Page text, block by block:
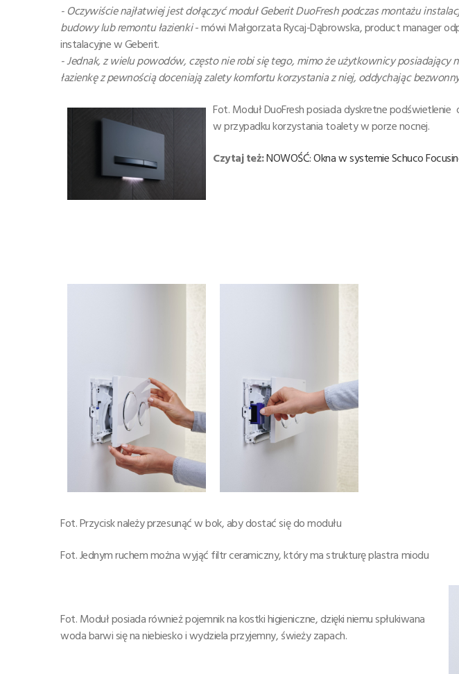
- Oczywiście najłatwiej jest dołączyć moduł Geberit DuoFresh podczas montażu
budowy lub remontu łazienki- mówi Małgorzata Rycaj-Dąbrowska, product manager
instalacyjne w Geberit.
- Jednak, z wielu powodów, często nie robi się tego, mimo że użytkownicy posiadający
łazienkę z pewnością doceniają zalety komfortu korzystania z niej, oddychając
Fot. Moduł DuoFresh posiada dyskretne
w przypadku korzystania toalety w porze nocnej.
Czytaj też:NOWOŚĆ: Okna w systemie Schuco
Fot. Przycisk należy przesunąć w bok, aby dostać się do modułu
Fot. Jednym ruchem można wyjąć filtr ceramiczny, który ma strukturę plastra miodu
Fot. Moduł posiada również pojemnik na kostki higieniczne, dzięki niemu spłukiwana
woda barwi się na niebiesko i wydziela przyjemny, świeży zapach.